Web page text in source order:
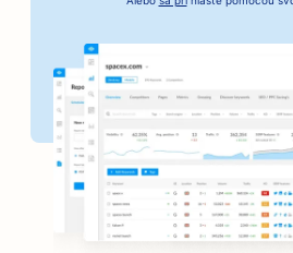
SEO pre podniky v
SEO pre pekárne
SEO pre holičstvá
SEO pre banky
SEO pre kníhkupectvá
SEO pre grilovacie zariadenia